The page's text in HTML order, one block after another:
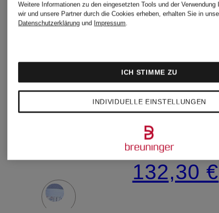
Dirndl
399,99 €
mit 3/4-
Arm
132,30 €
Weitere Informationen zu den eingesetzten Tools und der Verwendung
wir und unsere Partner durch die Cookies erheben, erhalten Sie in
Datenschutzerklärung und Impressum.
INDIVIDUELLE EINSTELLUNGEN
ICH STIMME ZU